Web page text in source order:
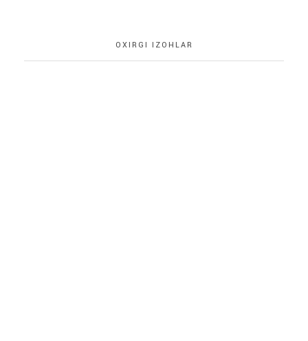
OXIRGI IZOHLAR